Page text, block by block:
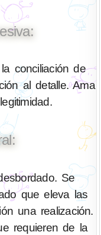
conciliación de
al detalle. Ama
Se
que eleva las
una realización.
requieren de la